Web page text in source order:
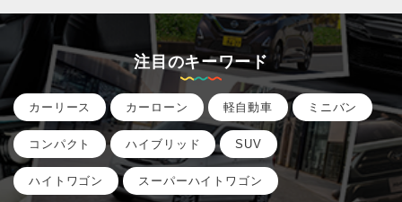
注目のキーワード
カーリース カーローン 軽自動車 ミニバン
コンパクト ハイブリッド SUV
ハイトワゴン スーパーハイトワゴン